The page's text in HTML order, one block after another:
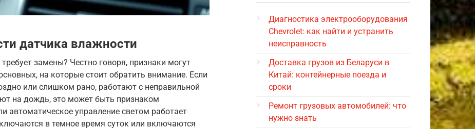
датчика влажности
замены? Честно говоря, признаки могут
на которые стоит обратить внимание. Если
или слишком рано, работают с неправильной
на дождь, это может быть признаком
автоматическое управление светом работает
в темное время суток или включаются
Диагностика электрооборудования
Chevrolet: как найти и устранить
неисправность
Доставка грузов из Беларуси в
Китай: контейнерные поезда и
сроки
Ремонт грузовых автомобилей: что
нужно знать